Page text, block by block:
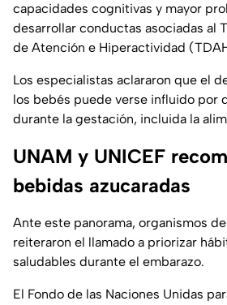
capacidades cognitivas y mayor
desarrollar conductas asociadas al
de Atención e Hiperactividad
Los especialistas aclararon que el
los bebés puede verse influido por
durante la gestación, incluida la
UNAM y UNICEF
bebidas azucaradas
Ante este panorama, organismos
reiteraron el llamado a priorizar
saludables durante el embarazo.
El Fondo de las Naciones Unidas